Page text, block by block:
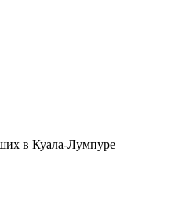
в Куала-Лумпуре